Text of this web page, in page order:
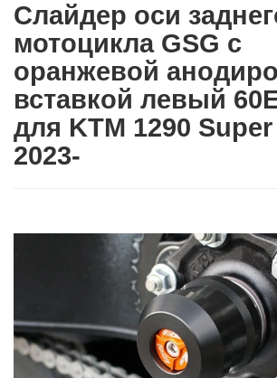
Слайдер оси
мотоцикла GSG с
оранжевой
вставкой левый
для KTM 1290
2023-